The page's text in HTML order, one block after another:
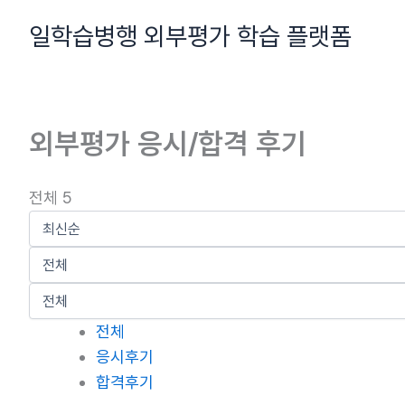
일학습병행 외부평가 학습 플랫폼
외부평가 응시/합격 후기
전체 5
전체
응시후기
합격후기